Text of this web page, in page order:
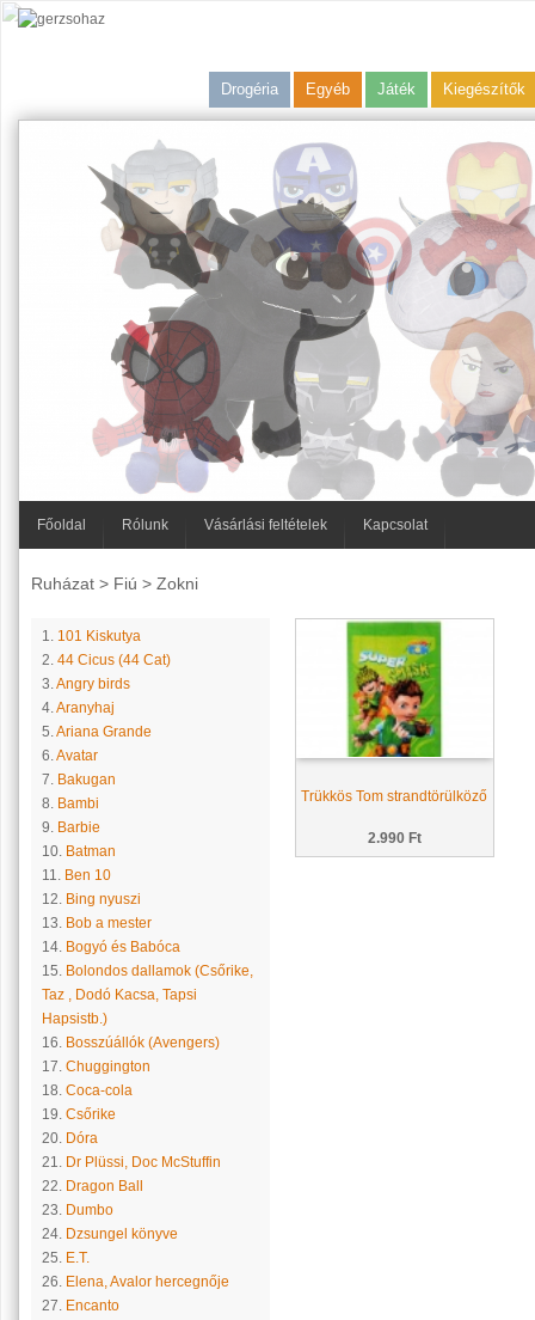
Drogéria Egyéb Játék Kiegészítők
Főoldal Rólunk Vásárlási feltételek Kapcsolat
Ruházat> Fiú > Zokni
1. 101 Kiskutya
2. 44 Cicus (44 Cat)
3.Angry birds
4.Aranyhaj
5.Ariana Grande
6.Avatar
7. Bakugan
8. Bambi
9. Barbie
10. Batman
11. Ben 10
12. Bing nyuszi
13. Bob a mester
14. Bogyó és Babóca
15. Bolondos dallamok (Csőrike,
Taz , Dodó Kacsa, Tapsi
Hapsistb.)
16. Bosszúállók (Avengers)
17. Chuggington
18. Coca-cola
19. Csőrike
20. Dóra
21. Dr Plüssi, Doc McStuffin
22. Dragon Ball
23. Dumbo
24. Dzsungel könyve
25. E.T.
26. Elena, Avalor hercegnője
27. Encanto
Trükkös Tom strandtörülköző
2.990 Ft